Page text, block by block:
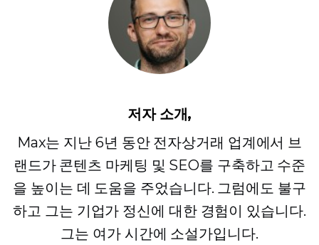
저자 소개,
Max는 지난 6년 동안 전자상거래 업계에서 브
랜드가 콘텐츠 마케팅 및 SEO를 구축하고 수준
을 높이는 데 도움을 주었습니다. 그럼에도 불구
하고 그는 기업가 정신에 대한 경험이 있습니다.
그는 여가 시간에 소설가입니다.